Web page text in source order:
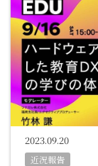
2023.09.20
近況報告